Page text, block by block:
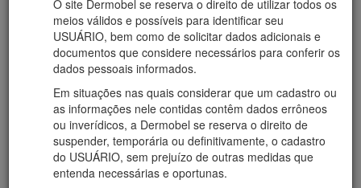
O site Dermobel se reserva o direito de utilizar todos os
meios válidos e possíveis para identificar seu
USUÁRIO, bem como de solicitar dados adicionais e
documentos que considere necessários para conferir os
dados pessoais informados.
Em situações nas quais considerar que um cadastro ou
as informações nele contidas contêm dados errôneos
ou inverídicos, a Dermobel se reserva o direito de
suspender, temporária ou definitivamente, o cadastro
do USUÁRIO, sem prejuízo de outras medidas que
entenda necessárias e oportunas.